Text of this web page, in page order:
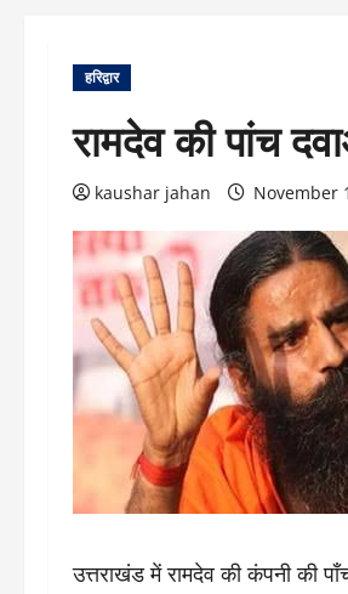
हरिद्वार
रामदेव की पांच
kaushar jahan November
उत्तराखंड में रामदेव की कंपनी की